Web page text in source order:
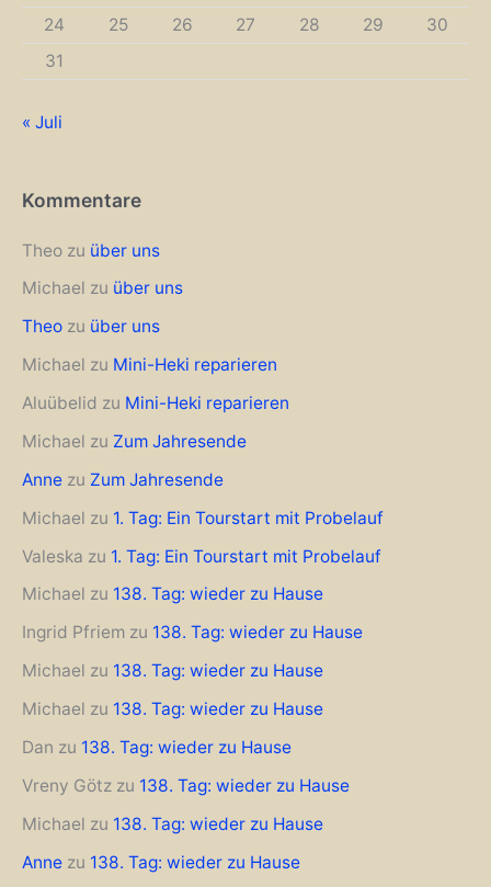
24
25 26 27 28 29
30
31
« Juli
Kommentare
Theo zu über uns
Michael zu über uns
Theo zu über uns
Michael zu Mini-Heki reparieren
Aluübelid zu Mini-Heki reparieren
Michael zu Zum Jahresende
Anne zu Zum Jahresende
Michael zu 1. Tag: Ein Tourstart mit Probelauf
Valeska zu 1. Tag: Ein Tourstart mit Probelauf
Michael zu 138. Tag: wieder zu Hause
Ingrid Pfriem zu 138. Tag: wieder zu Hause
Michael zu 138. Tag: wieder zu Hause
Michael zu 138. Tag: wieder zu Hause
Dan zu 138. Tag: wieder zu Hause
Vreny Götz zu 138. Tag: wieder zu Hause
Michael zu 138. Tag: wieder zu Hause
Anne zu 138. Tag: wieder zu Hause